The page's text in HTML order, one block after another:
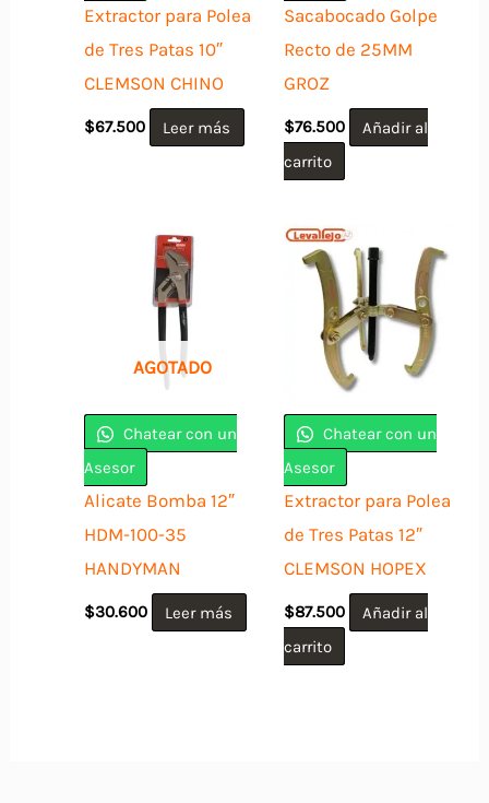
Extractor para Polea
de Tres Patas 10″
CLEMSON CHINO
$67.500 Leer más
Sacabocado Golpe
Recto de 25MM
GROZ
$76.500
Añadir al
carrito
AGOTADO
Chatear con un
Asesor
Alicate Bomba 12″
HDM-100-35
HANDYMAN
$30.600 Leer más
Chatear con un
Asesor
Extractor para Polea
de Tres Patas 12″
CLEMSON HOPEX
$87.500
Añadir al
carrito